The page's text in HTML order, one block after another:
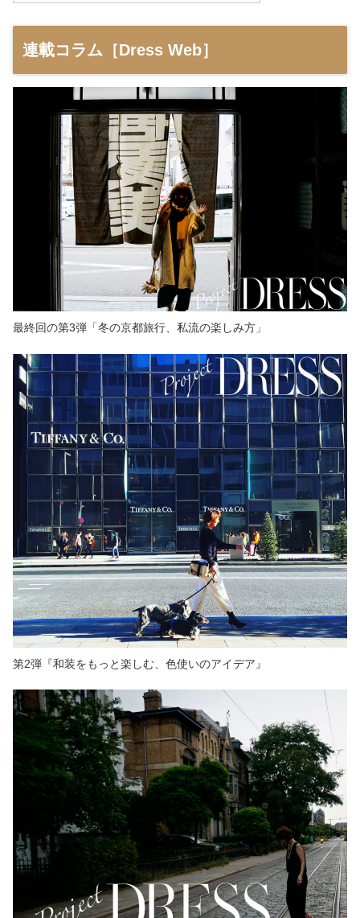
連載コラム［Dress Web］
最終回の第3弾「冬の京都旅行、私流の楽しみ方」
第2弾『和装をもっと楽しむ、色使いのアイデア』